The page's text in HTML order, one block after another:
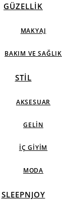
GÜZELLIK
MAKYAJ
BAKIM VE SAĞLIK
STIL
AKSESUAR
GELIN
İÇ GIYIM
MODA
SLEEPNJOY